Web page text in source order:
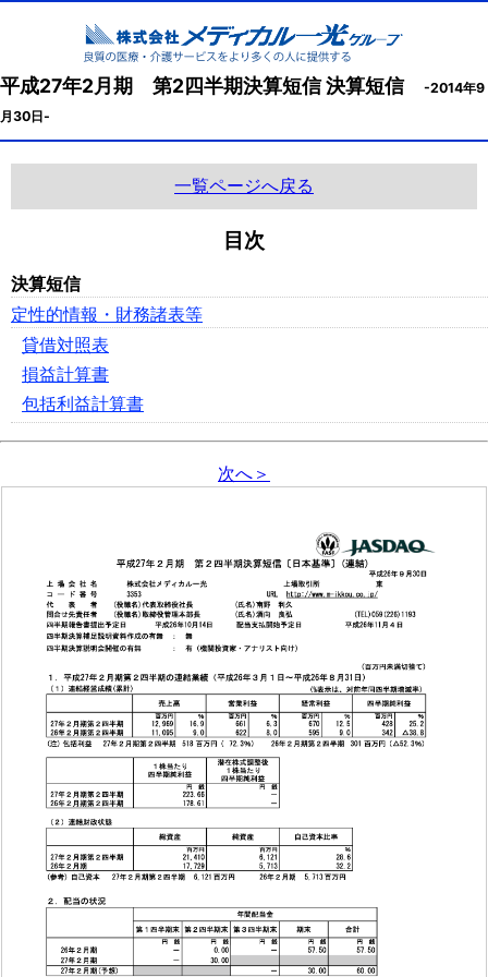
平成27年2月期 第2四半期決算短信 決算短信
-2014年9
月30日-
一覧ページへ戻る
目次
決算短信
定性的情報・財務諸表等
貸借対照表
損益計算書
包括利益計算書
次へ＞